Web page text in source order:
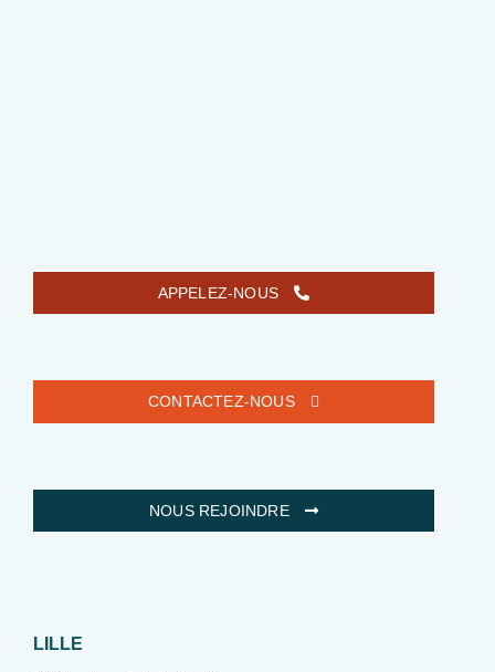
APPELEZ-NOUS
CONTACTEZ-NOUS
NOUS REJOINDRE
LILLE